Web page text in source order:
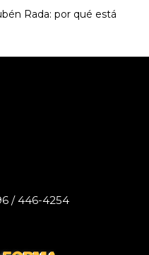
Rada: por qué está
/ 446-4254